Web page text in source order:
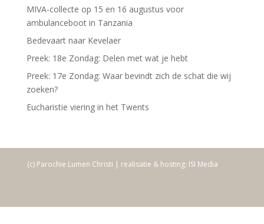
MIVA-collecte op 15 en 16 augustus voor
ambulanceboot in Tanzania
Bedevaart naar Kevelaer
Preek: 18e Zondag: Delen met wat je hebt
Preek: 17e Zondag: Waar bevindt zich de schat die wij
zoeken?
Eucharistie viering in het Twents
(c) Parochie Lumen Christi | realisatie & hosting: ISI Media